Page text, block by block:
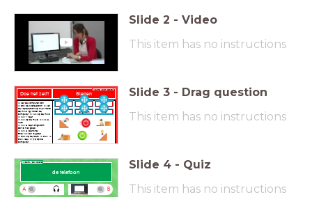
Slide 2 - Video
This item has no instructions
Ik zet de computer aan.
Ik pak de koptelefoon. Ik zet
de koptelefoon op mijn hoofd.
De muis ligt naast de
computer. Ik klik op de muis.
Ik klik 1 keer.
Ik klik op de muis. Ik klik 2
keer.
Ik klik 2 keer langzaam.
Datis niet goed.
Ik klik 2 keer snel.
Snel klikken is goed.
Ik druk op de toets. Ik druk. Ik
druk veel. Ik typ op de
computer.
Ik typ het woord. w - oo - r - d.
Doe het zelf! Slepen
Woord voor woord
uit snel
bij
aan naast
langzaam
Slide 3 - Drag question
This item has no instructions
de telefoon
Woord voor woord
A B
Slide 4 - Quiz
This item has no instructions